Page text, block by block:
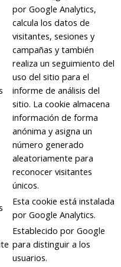
por Google Analytics,
calcula los datos de
visitantes, sesiones y
campañas y también
realiza un seguimiento del
uso del sitio para el
informe de análisis del
sitio. La cookie almacena
información de forma
anónima y asigna un
número generado
aleatoriamente para
reconocer visitantes
únicos.
Esta cookie está instalada
por Google Analytics.
Establecido por Google
para distinguir a los
usuarios.